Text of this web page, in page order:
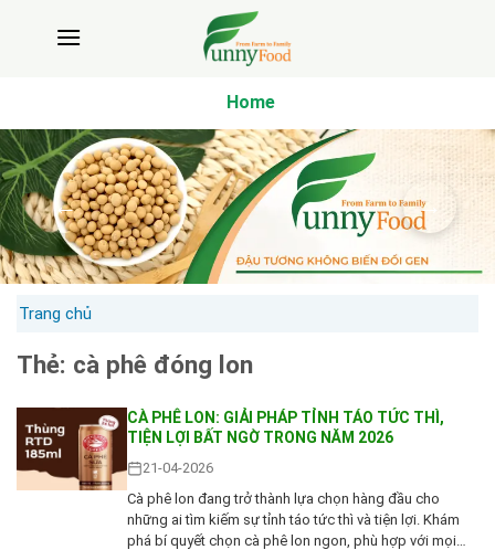
Home
Trang chủ
Thẻ: cà phê đóng lon
CÀ PHÊ LON: GIẢI PHÁP TỈNH TÁO TỨC THÌ,
TIỆN LỢI BẤT NGỜ TRONG NĂM 2026
21-04-2026
Cà phê lon đang trở thành lựa chọn hàng đầu cho
những ai tìm kiếm sự tỉnh táo tức thì và tiện lợi. Khám
phá bí quyết chọn cà phê lon ngon, phù hợp với mọi